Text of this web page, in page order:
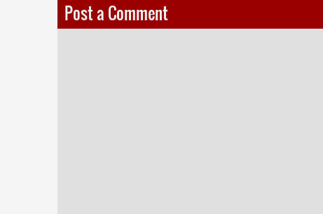
Post a Comment